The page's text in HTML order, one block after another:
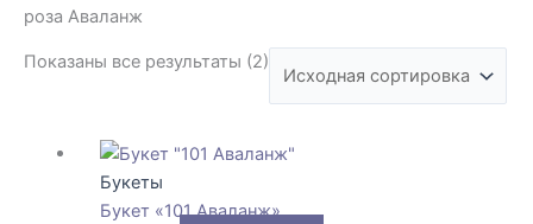
роза Аваланж
Показаны все результаты (2)
Букеты
Букет «101 Аваланж»